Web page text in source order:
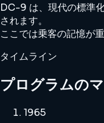
DC-9 は、現代の標準
されます。
ここでは乗客の記憶が
タイムライン
プログラムの
1965